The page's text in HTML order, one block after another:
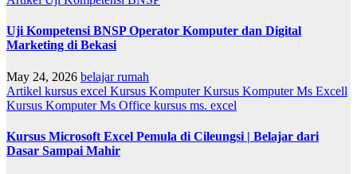
Uji Kompetensi BNSP Operator Komputer dan Digital
Marketing di Bekasi
May 24, 2026 belajar rumah
Artikel kursus excel Kursus KomputerKursus Komputer Ms Excell
Kursus Komputer Ms Office kursus ms. excel
Kursus Microsoft Excel Pemula di Cileungsi | Belajar dari
Dasar Sampai Mahir